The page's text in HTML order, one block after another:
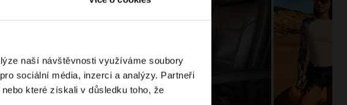
naší návštěvnosti využíváme soubory
sociální média, inzerci a analýzy. Partneři
které získali v důsledku toho, že